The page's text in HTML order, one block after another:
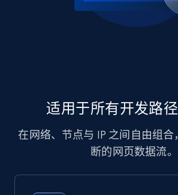
适用于所有开发路
在网络、节点与 IP 之间自由组合
断的网页数据流。